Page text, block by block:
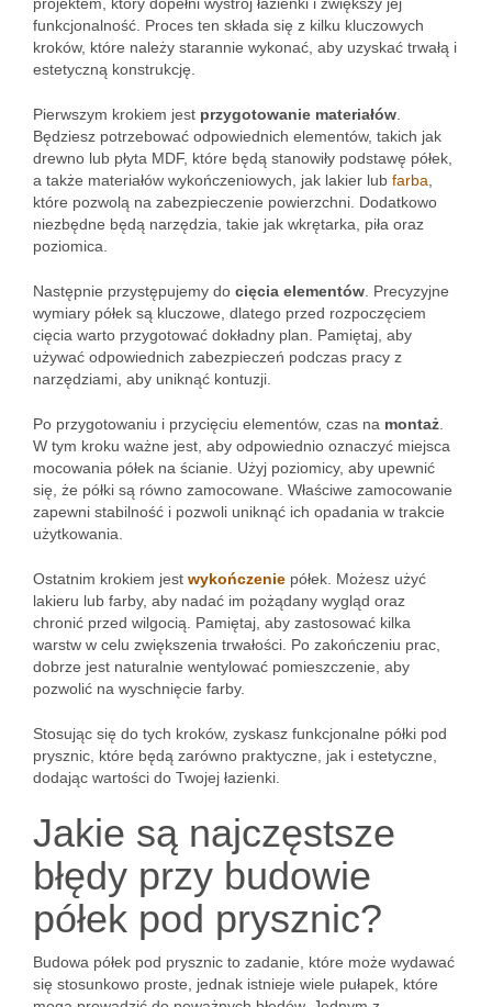
funkcjonalność. Proces ten składa się z kilku kluczowych
kroków, które należy starannie wykonać, aby uzyskać trwałą i
estetyczną konstrukcję.
Pierwszym krokiem jest przygotowanie materiałów
Będziesz potrzebować odpowiednich elementów, takich jak
drewno lub płyta MDF, które będą stanowiły podstawę półek,
a także materiałów wykończeniowych, jak lakier lub farba
które pozwolą na zabezpieczenie powierzchni. Dodatkowo
niezbędne będą narzędzia, takie jak wkrętarka, piła oraz
poziomica.
Następnie przystępujemy do cięcia elementów . Precyzyjne
wymiary półek są kluczowe, dlatego przed rozpoczęciem
cięcia warto przygotować dokładny plan. Pamiętaj, aby
używać odpowiednich zabezpieczeń podczas pracy z
narzędziami, aby uniknąć kontuzji.
Po przygotowaniu i przycięciu elementów, czas na montaż
W tym kroku ważne jest, aby odpowiednio oznaczyć miejsca
mocowania półek na ścianie. Użyj poziomicy, aby upewnić
się, że półki są równo zamocowane. Właściwe zamocowanie
zapewni stabilność i pozwoli uniknąć ich opadania w trakcie
użytkowania.
Ostatnim krokiem jest wykończenie półek. Możesz użyć
lakieru lub farby, aby nadać im pożądany wygląd oraz
chronić przed wilgocią. Pamiętaj, aby zastosować kilka
warstw w celu zwiększenia trwałości. Po zakończeniu prac,
dobrze jest naturalnie wentylować pomieszczenie, aby
pozwolić na wyschnięcie farby.
Stosując się do tych kroków, zyskasz funkcjonalne półki pod
prysznic, które będą zarówno praktyczne, jak i estetyczne,
dodając wartości do Twojej łazienki.
Jakie są najczęstsze
błędy przy budowie
półek pod prysznic?
Budowa półek pod prysznic to zadanie, które może wydawać
się stosunkowo proste, jednak istnieje wiele pułapek, które